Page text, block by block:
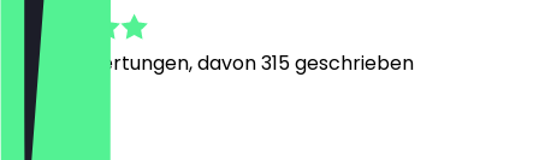
2954
Bewertungen, davon 315 geschrieben
Hanna